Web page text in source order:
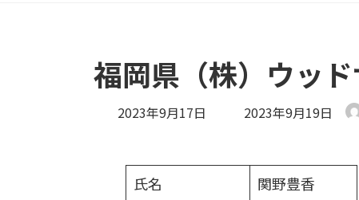
福岡県（株）ウッ
2023年9月17日
最
新
2023年9月19日
氏名
関野豊香